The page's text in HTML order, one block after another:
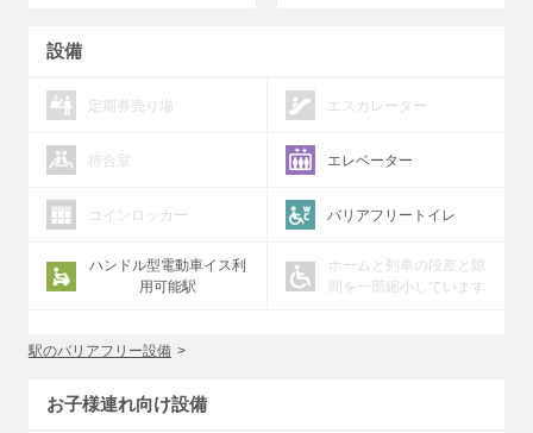
設備
定期券売り場 エスカレーター
待合室 エレベーター
コインロッカー バリアフリートイレ
ハンドル型電動車イス利
用可能駅
ホームと列車の段差と隙
間を一部縮小しています
駅のバリアフリー設備
お子様連れ向け設備